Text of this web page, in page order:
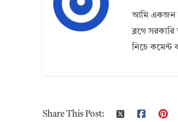
আমি একজন
ব্লগে
নিচে
Share This Post: